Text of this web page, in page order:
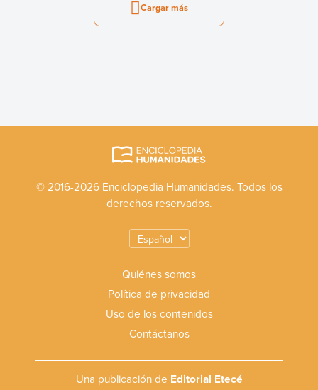
Cargar más
© 2016-2026 Enciclopedia Humanidades. Todos los
derechos reservados.
Quiénes somos
Política de privacidad
Uso de los contenidos
Contáctanos
Una publicación de Editorial Etecé